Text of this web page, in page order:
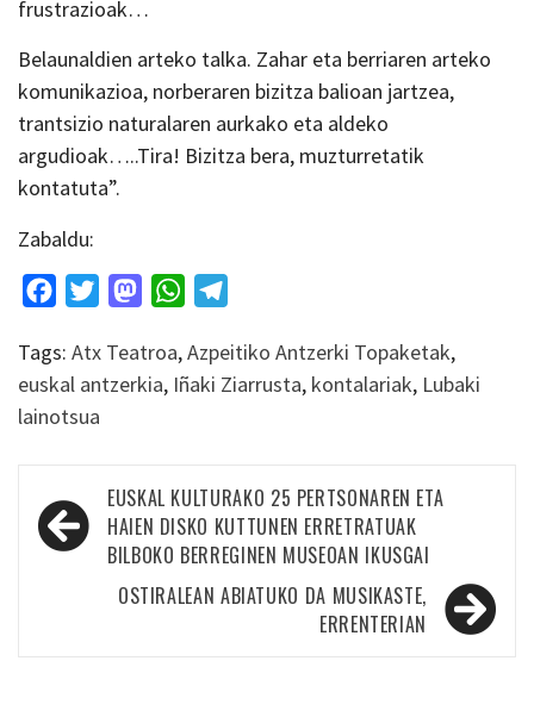
frustrazioak…
Belaunaldien arteko talka. Zahar eta berriaren arteko
komunikazioa, norberaren bizitza balioan jartzea,
trantsizio naturalaren aurkako eta aldeko
argudioak…..Tira! Bizitza bera, muzturretatik
kontatuta”.
Zabaldu:
FacebookTwitterMastodonWhatsApp
Tags: Atx Teatroa,Azpeitiko Antzerki Topaketak,
euskal antzerkia, Iñaki Ziarrusta, kontalariak, Lubaki
lainotsua
Bidalketetan
zehar
nabigatu
EUSKAL KULTURAKO 25 PERTSONAREN ETA
HAIEN DISKO KUTTUNEN ERRETRATUAK
BILBOKO BERREGINEN MUSEOAN IKUSGAI
OSTIRALEAN ABIATUKO DA MUSIKASTE,
ERRENTERIAN